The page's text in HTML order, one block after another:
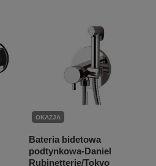
OKAZJA
Bateria bidetowa
podtynkowa-Daniel
Rubinetterie/Tokyo